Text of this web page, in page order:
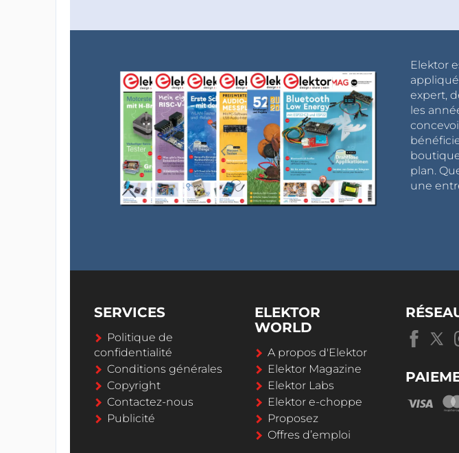
Elektor
expert,
les
plan.
une
SERVICES
Politique de
confidentialité
Conditions générales
Copyright
Contactez-nous
Publicité
ELEKTOR
WORLD
A propos d'Elektor
Elektor Magazine
Elektor Labs
Elektor e-choppe
Proposez
Offres d’emploi